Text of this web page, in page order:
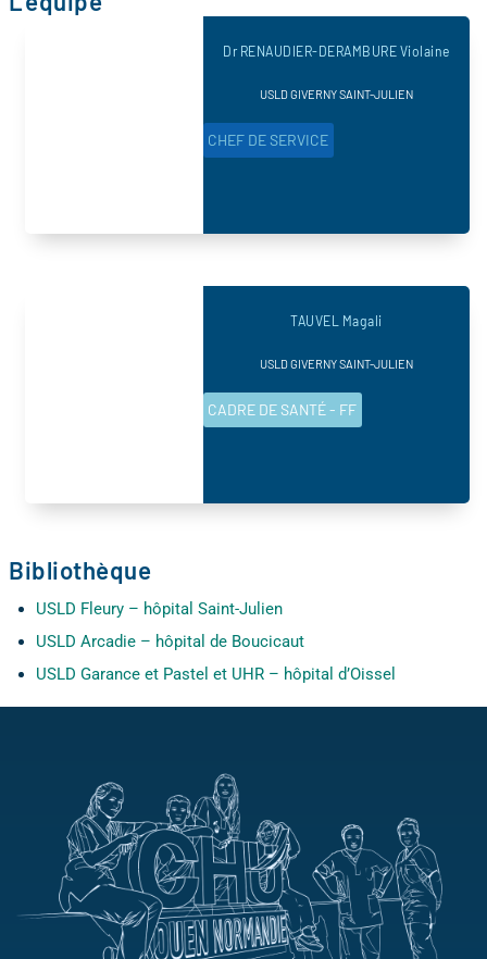
Dr RENAUDIER-DERAMBURE Violaine
USLD GIVERNY SAINT-JULIEN
CHEF DE SERVICE
TAUVEL Magali
USLD GIVERNY SAINT-JULIEN
CADRE DE SANTÉ - FF
Bibliothèque
USLD Fleury – hôpital Saint-Julien
USLD Arcadie – hôpital de Boucicaut
USLD Garance et Pastel et UHR – hôpital d’Oissel